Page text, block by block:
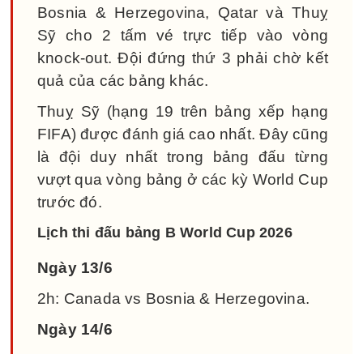
Bosnia & Herzegovina, Qatar và Thuỵ
Sỹ cho 2 tấm vé trực tiếp vào vòng
knock-out. Đội đứng thứ 3 phải chờ kết
quả của các bảng khác.
Thuỵ Sỹ (hạng 19 trên bảng xếp hạng
FIFA) được đánh giá cao nhất. Đây cũng
là đội duy nhất trong bảng đấu từng
vượt qua vòng bảng ở các kỳ World Cup
trước đó.
Lịch thi đấu bảng B World Cup 2026
Ngày 13/6
2h: Canada vs Bosnia & Herzegovina.
Ngày 14/6